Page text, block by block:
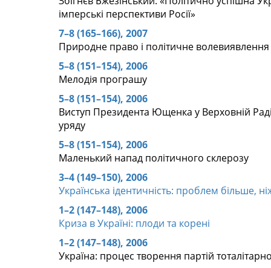
імперські перспективи Росії»
7–8 (165–166), 2007
Природне право і політичне
5–8 (151–154), 2006
Мелодія програшу
5–8 (151–154), 2006
Виступ Президента Ющенка у Верховній
уряду
5–8 (151–154), 2006
Маленький напад політичного склерозу
3–4 (149–150), 2006
Українська ідентичність: проблем більше,
1–2 (147–148), 2006
Криза в Україні: плоди та корені
1–2 (147–148), 2006
Україна: процес творення партій